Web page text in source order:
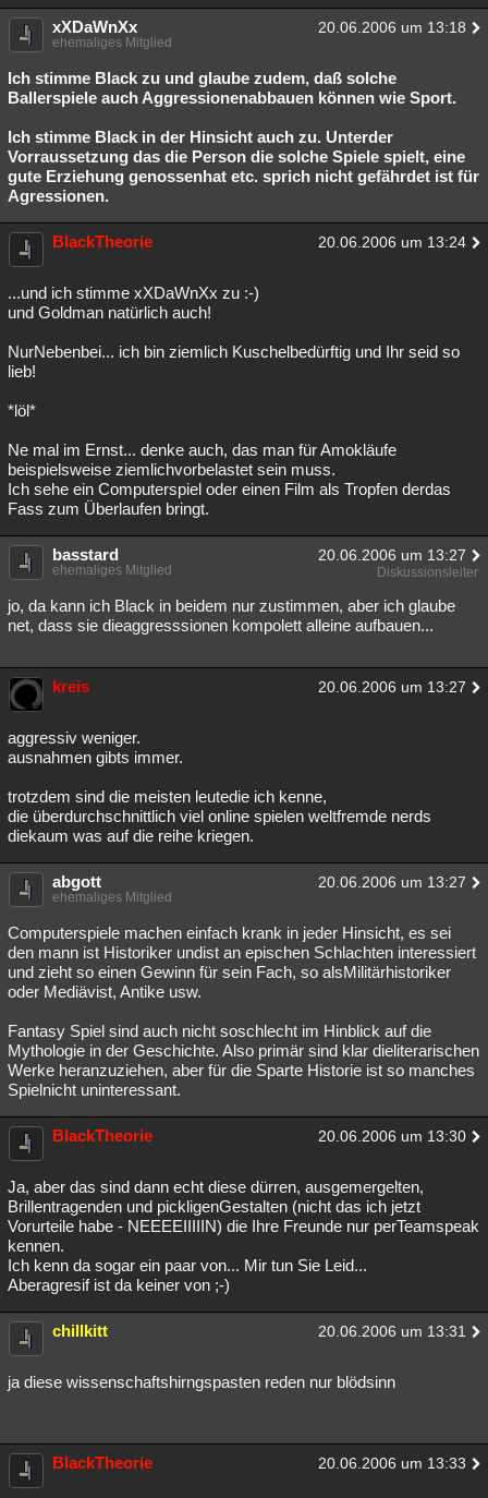
xXDaWnXx 20.06.2006 um 13:18
ehemaliges Mitglied
Ich stimme Black zu und glaube zudem, daß solche
Ballerspiele auch Aggressionenabbauen können wie Sport.
Ich stimme Black in der Hinsicht auch zu. Unterder
Vorraussetzung das die Person die solche Spiele spielt, eine
gute Erziehung genossenhat etc. sprich nicht gefährdet ist für
Agressionen.
BlackTheorie 20.06.2006 um 13:24
...und ich stimme xXDaWnXx zu :-)
und Goldman natürlich auch!
NurNebenbei... ich bin ziemlich Kuschelbedürftig und Ihr seid so
lieb!
*löl*
Ne mal im Ernst... denke auch, das man für Amokläufe
beispielsweise ziemlichvorbelastet sein muss.
Ich sehe ein Computerspiel oder einen Film als Tropfen derdas
Fass zum Überlaufen bringt.
basstard 20.06.2006 um 13:27
ehemaliges Mitglied Diskussionsleiter
jo, da kann ich Black in beidem nur zustimmen, aber ich glaube
net, dass sie dieaggresssionen kompolett alleine aufbauen...
kreis 20.06.2006 um 13:27
aggressiv weniger.
ausnahmen gibts immer.
trotzdem sind die meisten leutedie ich kenne,
die überdurchschnittlich viel online spielen weltfremde nerds
diekaum was auf die reihe kriegen.
abgott 20.06.2006 um 13:27
ehemaliges Mitglied
Computerspiele machen einfach krank in jeder Hinsicht, es sei
den mann ist Historiker undist an epischen Schlachten interessiert
und zieht so einen Gewinn für sein Fach, so alsMilitärhistoriker
oder Mediävist, Antike usw.
Fantasy Spiel sind auch nicht soschlecht im Hinblick auf die
Mythologie in der Geschichte. Also primär sind klar dieliterarischen
Werke heranzuziehen, aber für die Sparte Historie ist so manches
Spielnicht uninteressant.
BlackTheorie 20.06.2006 um 13:30
Ja, aber das sind dann echt diese dürren, ausgemergelten,
Brillentragenden und pickligenGestalten (nicht das ich jetzt
Vorurteile habe - NEEEEIIIIIN) die Ihre Freunde nur perTeamspeak
kennen.
Ich kenn da sogar ein paar von... Mir tun Sie Leid...
Aberagresif ist da keiner von ;-)
chillkitt 20.06.2006 um 13:31
ja diese wissenschaftshirngspasten reden nur blödsinn
BlackTheorie 20.06.2006 um 13:33